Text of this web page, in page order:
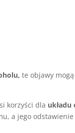
te objawy
korzyści dla
a jego